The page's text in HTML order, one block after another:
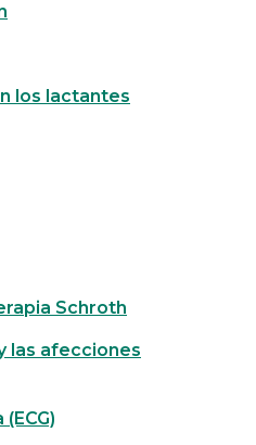
los lactantes
Schroth
las afecciones